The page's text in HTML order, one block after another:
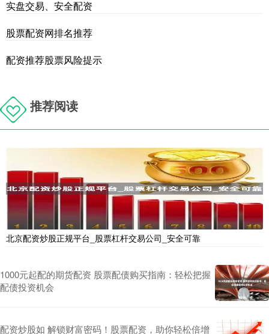
实盘交易、安全配资
股票配资网排名推荐
配资推荐股票风险提示
推荐阅读
北京配资炒股正规平台_股票杠杆交易公司_安全可靠
1000元起配的期货配资 股票配债购买指南：轻松把握
配债投资机会
配资炒股如 解锁财富密码！股票配资，助你轻松倍增